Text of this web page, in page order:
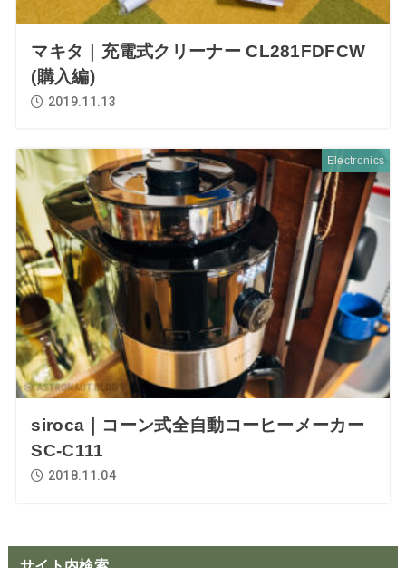
マキタ｜充電式クリーナー CL281FDFCW
(購入編)
2019.11.13
Electronics
siroca｜コーン式全自動コーヒーメーカー
SC-C111
2018.11.04